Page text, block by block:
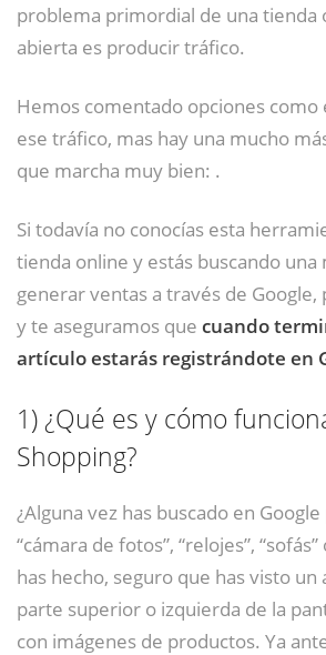
problema primordial de una tienda
abierta es producir tráfico.
Hemos comentado opciones
ese tráfico, mas hay una mucho
que marcha muy bien: .
Si todavía no conocías esta
tienda online y estás buscando una
generar ventas a través de
y te aseguramos que cuando
artículo estarás registrándote en
1)¿Qué es y cómo
Shopping?
¿Alguna vez has buscado en
“cámara de fotos”, “relojes”, “sofás”
has hecho, seguro que has visto un
parte superior o izquierda de la
con imágenes de productos. Ya